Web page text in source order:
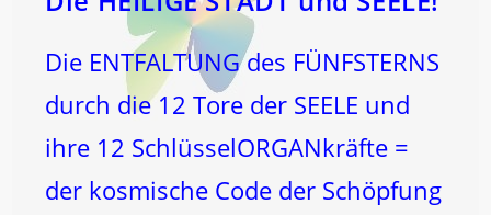
Die ENTFALTUNG des FÜNFSTERNS
durch die 12 Tore der SEELE und
ihre 12 SchlüsselORGANkräfte =
der kosmische Code der Schöpfung